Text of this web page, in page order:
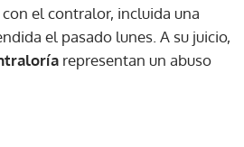
el contralor, incluida una
el pasado lunes. A su juicio,
representan un abuso